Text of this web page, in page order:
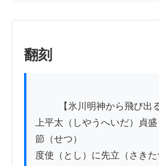
翻刻
上平太（しやうへいだ）貞
節（せつ）
度使（とし）に先立（さき